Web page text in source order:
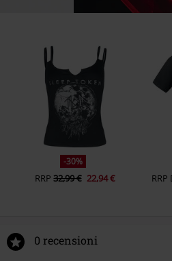
-30%
RRP 32,99 € 22,94 € RRP
0 recensioni